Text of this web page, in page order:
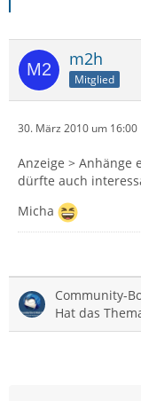
m2h
Mitglied
30. März 2010 um 16:00
Anzeige > Anhänge
dürfte auch
Micha
Community-
Hat das